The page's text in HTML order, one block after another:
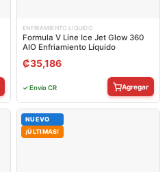
ENFRIAMIENTO LIQUIDO
Formula V Line Ice Jet Glow 360
AIO Enfriamiento Líquido
₡35,186
✓ Envío CR Agregar
NUEVO
¡ÚLTIMAS!